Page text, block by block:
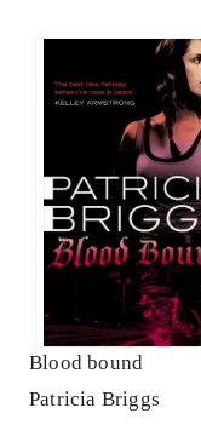
Blood bound
Patricia Briggs